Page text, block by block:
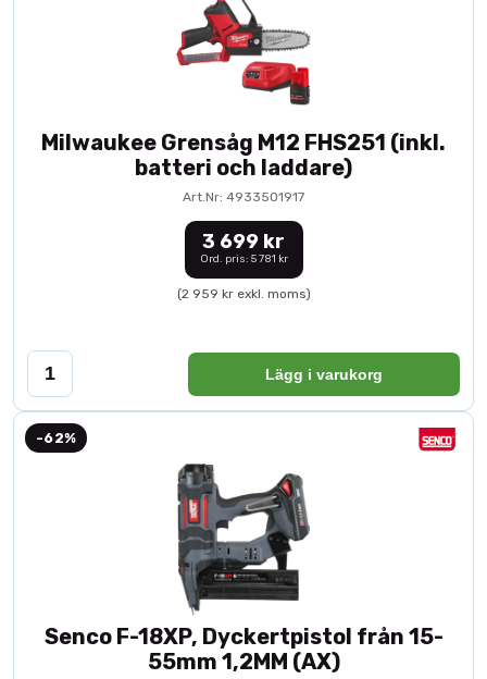
Milwaukee Grensåg M12 FHS251 (inkl.
batteri och laddare)
Art.Nr: 4933501917
3 699 kr
Ord. pris: 5 781 kr
(2 959 kr exkl. moms)
Lägg i varukorg
-62%
Senco F-18XP, Dyckertpistol från 15-
55mm 1,2MM (AX)